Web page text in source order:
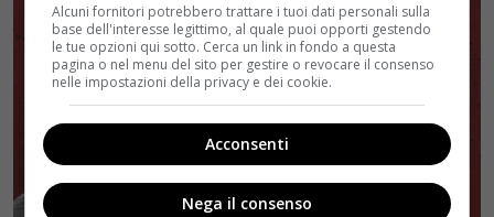
Alcuni fornitori potrebbero trattare i tuoi dati personali sulla
base dell'interesse legittimo, al quale puoi opporti gestendo
le tue opzioni qui sotto. Cerca un link in fondo a questa
pagina o nel menu del sito per gestire o revocare il consenso
nelle impostazioni della privacy e dei cookie.
Acconsenti
Nega il consenso